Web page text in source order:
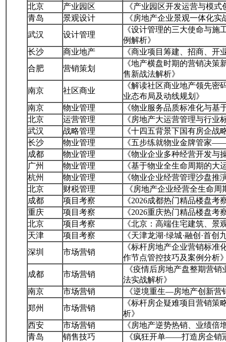
北京
产业园区
《产业园区开发运营与模式
青岛
景观设计
《房地产企业景观一体化
武汉
设计管理
《设计管理的三大使命与施
例解析》
长沙
商业地产
《商业项目筹建、招商、开
合肥
营销策划
《地产横盘时期的营销决
售新战法解析》
南京
社区商业
《解读社区商业地产领先
业态布局及动线规划》
南京
物业管理
《物业服务品质标准化与基
北京
运营管理
《房地产大运营管理与行业
武汉
战略管理
《十四五背景下国有房企战
长沙
物业管理
《五步练就物业金牌管家
成都
物业管理
《物业企业多种经营开发与
广州
物业管理
《基于物业全生命周期的大
杭州
物业管理
《物业企业经营管理沙盘推
北京
财税管理
《房地产企业经营全生命
成都
项目考察
《2026成都热门精品楼盘考
重庆
项目考察
《2026重庆热门精品楼盘考
北京
项目考察
《北京：高端住宅建筑、景
天津
项目考察
《天津龙湖·绿城·融创·首
深圳
市场营销
《标杆房地产企业营销标
作节点管控技巧及案例分析
成都
市场营销
《疫情后房地产盘整期营
法实战解析》
南京
市场营销
《逆境重生—房地产创新营
郑州
市场营销
《标杆房企疑难项目营销
析》
西安
市场营销
《房地产逆势热销、业绩
青岛
销售技巧
《疯狂开单——打造房企销